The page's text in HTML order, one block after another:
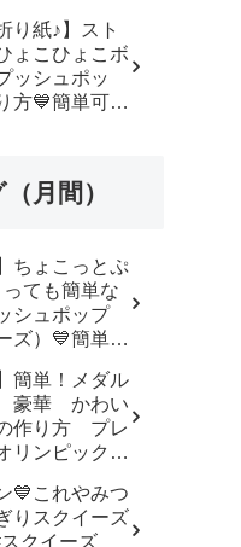
り紙♪】スト
ょこひょこボ
ッシュポッ
方💙簡単可愛
楽
月間）
ちょこっとぷ
ても簡単な
シュポップ
ズ）💙簡単可
smartphone
楽しい
簡単！メダル
豪華 かわい
作り方 プレ
ンピックメ
💙これやみつ
りスクイーズ
クイーズ